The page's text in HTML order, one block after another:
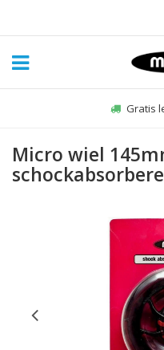
Gratis
Micro wiel